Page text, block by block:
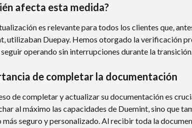
afecta esta medida?
es relevante para todos los clientes que,
utilizaban Duepay. Hemos otorgado la verificación
operando sin interrupciones durante la
de completar la documentación
de completar y actualizar su documentación es
al máximo las capacidades de Duemint, sino que
más seguro y personalizado. Al recibir toda la